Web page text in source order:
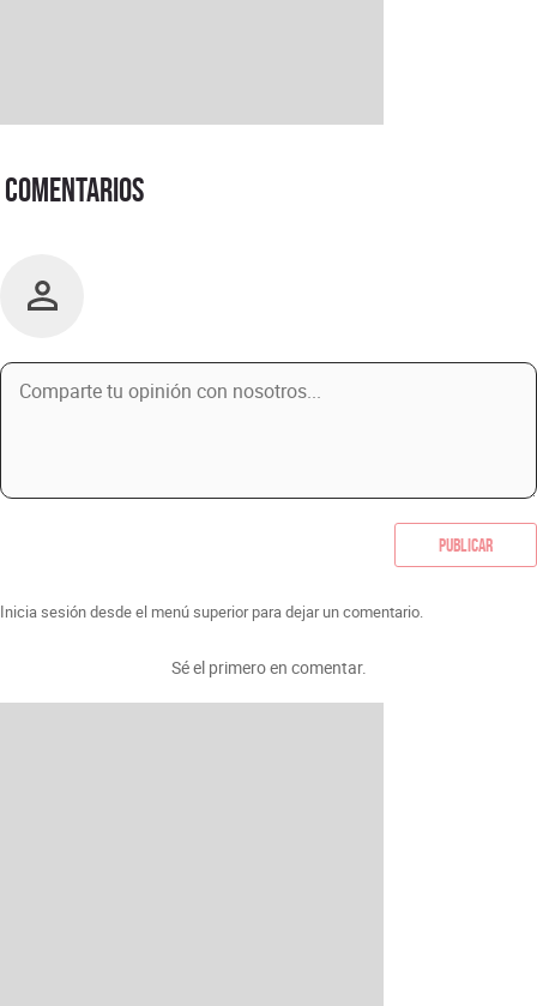
Comentarios
Publicar
Inicia sesión desde el menú superior para dejar un comentario.
Sé el primero en comentar.